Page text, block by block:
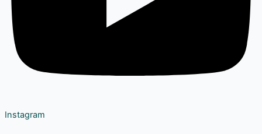
Instagram